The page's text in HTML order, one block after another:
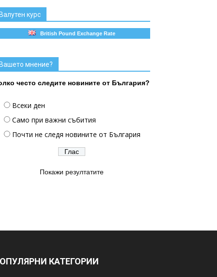
курс
British Pound Exchange Rate
мнение?
често следите новините от България?
Всеки ден
Само при важни събития
Почти не следя новините от България
Покажи резултатите
КАТЕГОРИИ